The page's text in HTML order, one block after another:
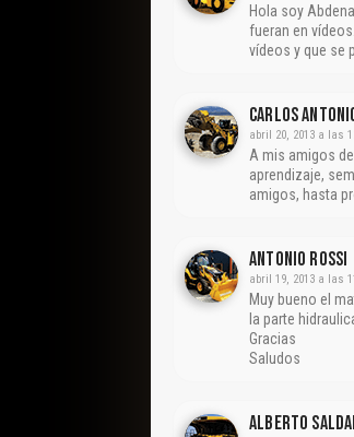
Hola soy
fueran en
vídeos y que se
CARLOS
abril 20, 2013 a las
A mis amigos
aprendizaje,
amigos, hasta
Antonio Rossi
abril 19, 2013 a las
Muy bueno el
la parte
Gracias
Saludos
Alberto